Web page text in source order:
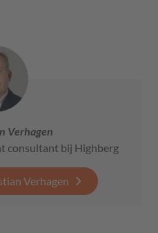
Verhagen
consultant bij Highberg
Verhagen